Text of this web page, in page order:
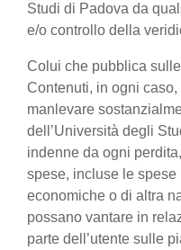
Studi di Padova da
e/o controllo della
Colui che pubblica
Contenuti, in ogni
manlevare
dell’Università degli
indenne da ogni
spese, incluse le
economiche o di altra
possano vantare in
parte dell’utente sulle